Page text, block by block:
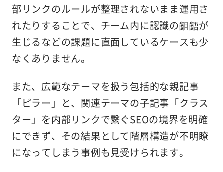
部リンクのルールが整理されないまま運用さ
れたりすることで、チーム内に認識の齟齬が
生じるなどの課題に直面しているケースも少
なくありません。
また、広範なテーマを扱う包括的な親記事
「ピラー」と、関連テーマの子記事「クラス
ター」を内部リンクで繋ぐSEOの境界を明確
にできず、その結果として階層構造が不明瞭
になってしまう事例も見受けられます。